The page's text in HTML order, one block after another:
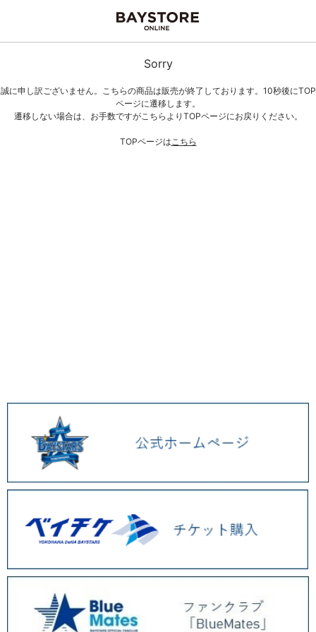
Sorry
誠に申し訳ございません。こちらの商品は販売が終了しております。10秒後にTOP
ページに遷移します。
遷移しない場合は、お手数ですがこちらよりTOPページにお戻りください。
TOPページはこちら